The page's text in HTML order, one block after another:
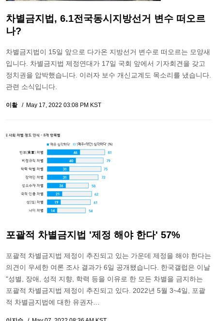
차별금지법, 6.1전국동시지방선거 변수 떠오르
나?
차별금지법이 15일 앞으로 다가온 지방선거 변수로 떠오르는 모양새
입니다. 차별금지법 제정연대가 17일 국회 앞에서 기자회견을 갖고
정치권을 압박했습니다. 이러자 보수 개신교계도 목소리를 냈습니다.
관련 소식입니다.
이활 May 17, 2022 03:08 PM KST
포괄적 차별금지법 '제정 해야 한다' 57%
포괄적 차별금지법 제정이 추진되고 있는 가운데 제정을 해야 한다는
의견이 우세한 여론 조사 결과가 6일 공개됐습니다. 한국갤럽은 이날
"성별, 장애, 성적 지향, 학력 등을 이유로 한 모든 차별을 금지하는
포괄적 차별금지법 제정이 추진되고 있다. 2022년 5월 3~4일, 포괄
적 차별금지법에 대한 유권자…